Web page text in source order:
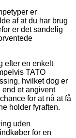
er
af at du har brug
er det sandelig
efter en enkelt
TATO
hvilket dog er
end et angivent
for at nå at få
holder fyraften.
uden
for en